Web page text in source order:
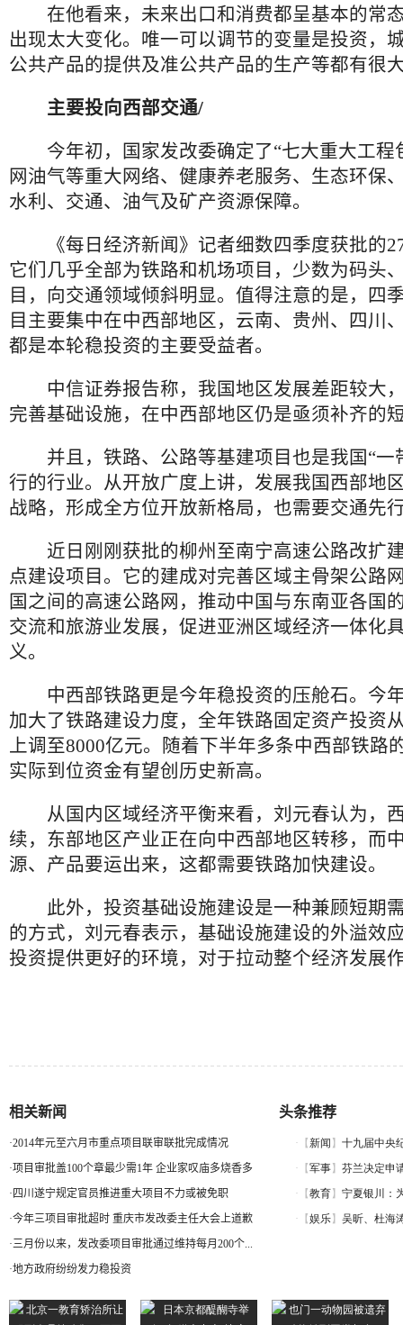
在他看来，未来出口和消费都呈基本的常
出现太大变化。唯一可以调节的变量是投资，
公共产品的提供及准公共产品的生产等都有很
主要投向西部交通/
今年初，国家发改委确定了“七大重大工程
网油气等重大网络、健康养老服务、生态环保
水利、交通、油气及矿产资源保障。
《每日经济新闻》记者细数四季度获批的
它们几乎全部为铁路和机场项目，少数为码头
目，向交通领域倾斜明显。值得注意的是，四
目主要集中在中西部地区，云南、贵州、四川
都是本轮稳投资的主要受益者。
中信证券报告称，我国地区发展差距较大
完善基础设施，在中西部地区仍是亟须补齐的
并且，铁路、公路等基建项目也是我国“一
行的行业。从开放广度上讲，发展我国西部地
战略，形成全方位开放新格局，也需要交通先
近日刚刚获批的柳州至南宁高速公路改扩
点建设项目。它的建成对完善区域主骨架公路
国之间的高速公路网，推动中国与东南亚各国
交流和旅游业发展，促进亚洲区域经济一体化
义。
中西部铁路更是今年稳投资的压舱石。今
加大了铁路建设力度，全年铁路固定资产投资
上调至8000亿元。随着下半年多条中西部铁路
实际到位资金有望创历史新高。
从国内区域经济平衡来看，刘元春认为，
续，东部地区产业正在向中西部地区转移，而
源、产品要运出来，这都需要铁路加快建设。
此外，投资基础设施建设是一种兼顾短期
的方式，刘元春表示，基础设施建设的外溢效
投资提供更好的环境，对于拉动整个经济发展
相关新闻
·2014年元至六月市重点项目联审联批完成情况
·项目审批盖100个章最少需1年 企业家叹庙多烧香多
· 四川遂宁规定官员推进重大项目不力或被免职
·今年三项目审批超时 重庆市发改委主任大会上道歉
·三月份以来，发改委项目审批通过维持每月200个...
·地方政府纷纷发力稳投资
头条推荐